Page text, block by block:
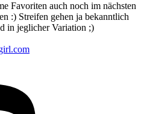
Favoriten auch noch im nächsten
:) Streifen gehen ja bekanntlich
in jeglicher Variation ;)